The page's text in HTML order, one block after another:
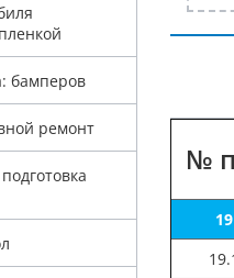
бамперов
ремонт
№
19